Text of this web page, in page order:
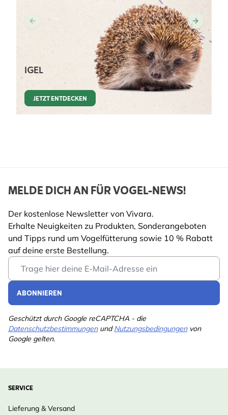
IGEL
JETZT ENTDECKEN
MELDE DICH AN FÜR VOGEL-NEWS!
Der kostenlose Newsletter von Vivara.
Erhalte Neuigkeiten zu Produkten, Sonderangeboten
und Tipps rund um Vogelfütterung sowie 10 % Rabatt
auf deine erste Bestellung.
Email Address
ABONNIEREN
Geschützt durch Google reCAPTCHA - die
DatenschutzbestimmungenundNutzungsbedingungenvon
Google gelten.
SERVICE
Lieferung & Versand